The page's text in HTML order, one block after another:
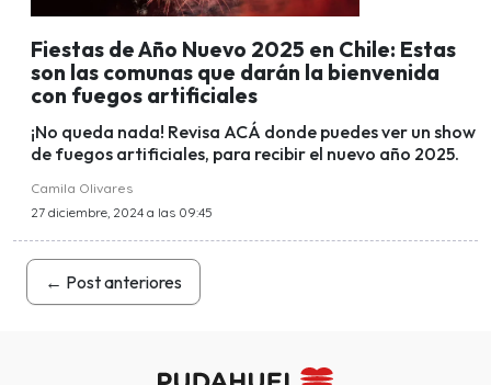
Fiestas de Año Nuevo 2025 en Chile: Estas
son las comunas que darán la bienvenida
con fuegos artificiales
¡No queda nada! Revisa ACÁ donde puedes ver un show
de fuegos artificiales, para recibir el nuevo año 2025.
Camila Olivares
27 diciembre, 2024 a las 09:45
← Post anteriores